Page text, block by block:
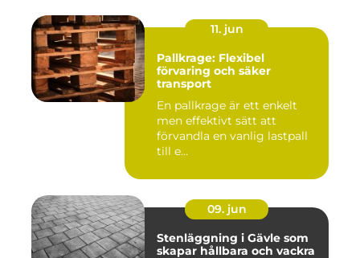
11. jun
Pallkrage: Flexibel
förvaring och säker
transport
En pallkrage är ett enkelt
men effektivt sätt att
förvandla en vanlig lastpall
till e...
09. jun
Stenläggning i Gävle som
skapar hållbara och vackra